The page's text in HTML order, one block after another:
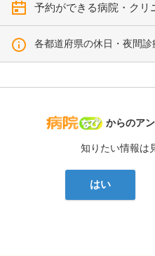
予約ができる病院・クリ
各都道府県の休日・夜間
病院なび
からのア
知りたい情報は
はい